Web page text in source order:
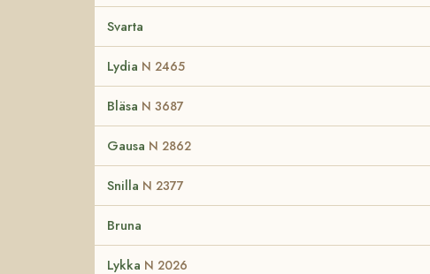
Svarta
Lydia N 2465
Bläsa N 3687
Gausa N 2862
Snilla N 2377
Bruna
Lykka N 2026